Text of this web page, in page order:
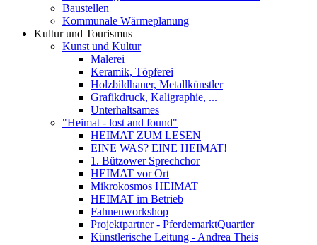
Baustellen
Kommunale Wärmeplanung
Kultur und Tourismus
Kunst und Kultur
Malerei
Keramik, Töpferei
Holzbildhauer, Metallkünstler
Grafikdruck, Kaligraphie, ...
Unterhaltsames
"Heimat - lost and found"
HEIMAT ZUM LESEN
EINE WAS? EINE HEIMAT!
1. Bützower Sprechchor
HEIMAT vor Ort
Mikrokosmos HEIMAT
HEIMAT im Betrieb
Fahnenworkshop
Projektpartner - PferdemarktQuartier
Künstlerische Leitung - Andrea Theis